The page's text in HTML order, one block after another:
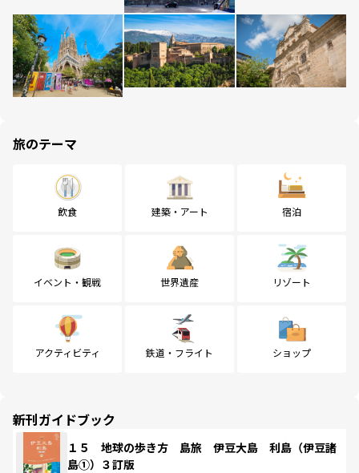
旅のテーマ
飲食 建築・アート 宿泊
イベント・観戦 世界遺産 リゾート
アクティビティ 鉄道・フライト ショップ
新刊ガイドブック
１５ 地球の歩き方 島旅 伊豆大島 利島（伊豆諸
島①）３訂版